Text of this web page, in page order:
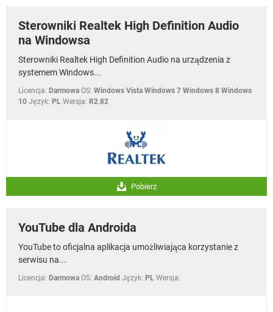
Sterowniki Realtek High Definition Audio
na Windowsa
Sterowniki Realtek High Definition Audio na urządzenia z
systemem Windows...
Licencja: Darmowa OS: Windows Vista Windows 7 Windows 8 Windows
10 Język: PL Wersja: R2.82
Pobierz
YouTube dla Androida
YouTube to oficjalna aplikacja umożliwiająca korzystanie z
serwisu na...
Licencja: Darmowa OS: Android Język: PL Wersja: